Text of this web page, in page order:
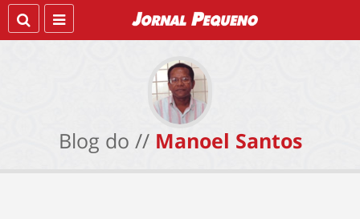
Blog do // Manoel Santos